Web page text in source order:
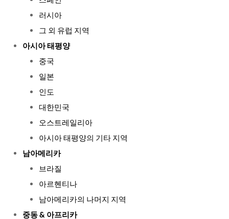
러시아
그 외 유럽 지역
아시아 태평양
중국
일본
인도
대한민국
오스트레일리아
아시아 태평양의 기타 지역
남아메리카
브라질
아르헨티나
남아메리카의 나머지 지역
중동 & 아프리카